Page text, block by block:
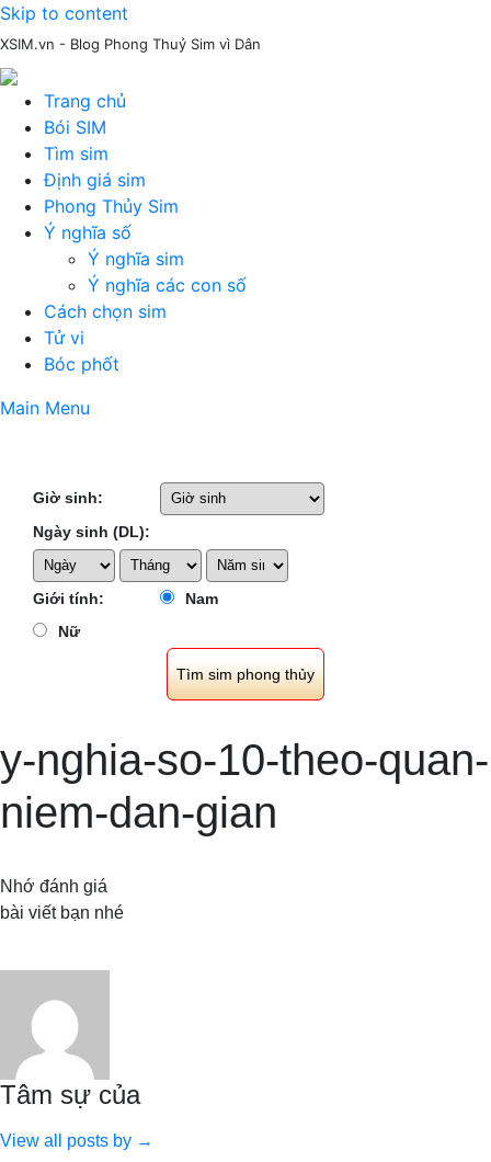
Skip to content
XSIM.vn - Blog Phong Thuỷ Sim vì Dân
Trang chủ
Bói SIM
Tìm sim
Định giá sim
Phong Thủy Sim
Ý nghĩa số
Ý nghĩa sim
Ý nghĩa các con số
Cách chọn sim
Tử vi
Bóc phốt
Main Menu
Giờ sinh:
Ngày sinh (DL):
Giới tính:
Nam
Nữ
y-nghia-so-10-theo-quan-
niem-dan-gian
Nhớ đánh giá
bài viết bạn nhé
Tâm sự của
View all posts by →